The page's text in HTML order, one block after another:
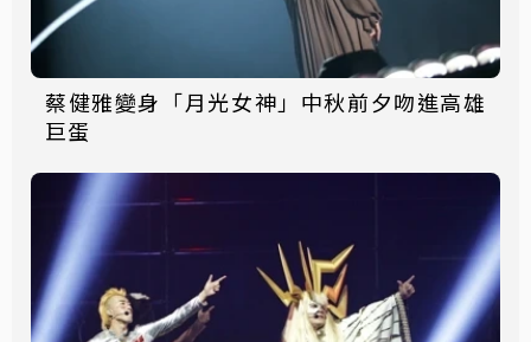
蔡健雅變身「月光女神」中秋前夕吻進高雄
巨蛋